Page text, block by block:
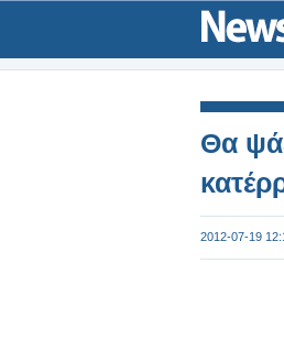
Θα
2012-07-19